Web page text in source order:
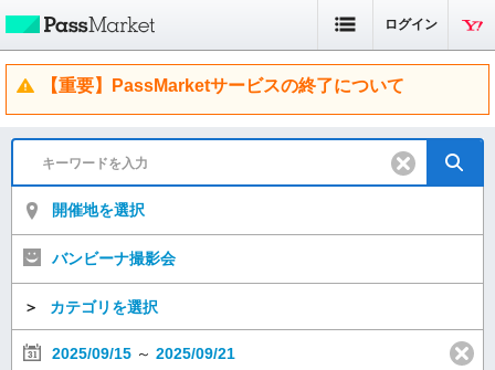
ログイン
【重要】PassMarketサービスの終了について
開催地を選択
バンビーナ撮影会
＞ カテゴリを選択
2025/09/15 ～ 2025/09/21